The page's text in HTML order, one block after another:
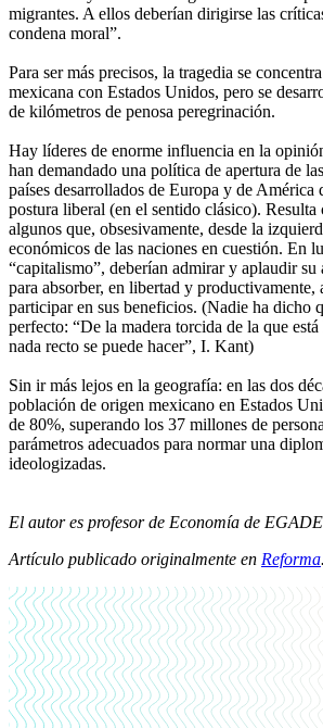
migrantes. A ellos deberían dirigirse las
condena moral”.
Para ser más precisos, la tragedia se
mexicana con Estados Unidos, pero se
de kilómetros de penosa peregrinación.
Hay líderes de enorme influencia en la
han demandado una política de apertura de
países desarrollados de Europa y de América
postura liberal (en el sentido clásico).
algunos que, obsesivamente, desde la
económicos de las naciones en cuestión. En
“capitalismo”, deberían admirar y aplaudir su
para absorber, en libertad y productivamente,
participar en sus beneficios. (Nadie ha dicho
perfecto: “De la madera torcida de la que
nada recto se puede hacer”, I. Kant)
Sin ir más lejos en la geografía: en las dos
población de origen mexicano en Estados
de 80%, superando los 37 millones de
parámetros adecuados para normar una
ideologizadas.
El autor es profesor de Economía de
Artículo publicado originalmente en Reforma.